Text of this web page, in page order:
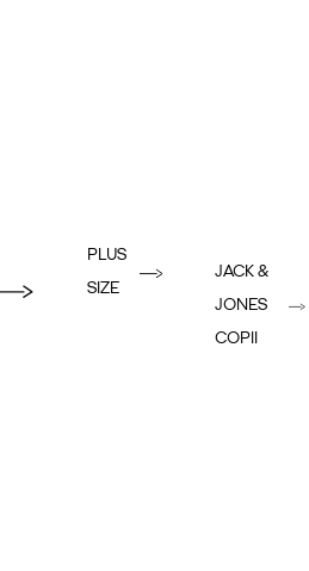
PLUS
SIZE
JACK &
JONES
COPII